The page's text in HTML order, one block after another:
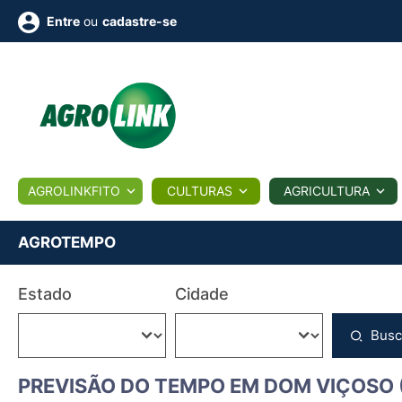
BIOLÓGICOS COTAÇÕES NOTÍCIAS
Conversor Colunistas Eventos
Vídeos
Entre ou cadastre-se
AGROLINKFITO CULTURAS AGRICULTURA
AGROTEMPO
Estado Cidade
PREVISÃO DO TEMPO EM DOM VIÇOSO